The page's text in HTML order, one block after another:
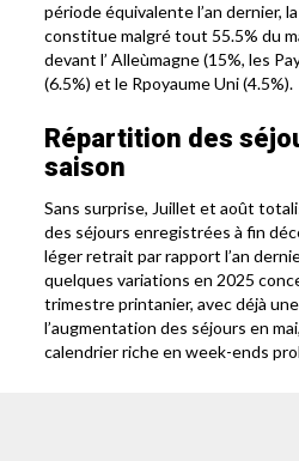
période équivalente l’an dernier,
constitue malgré tout 55.5% du
devant l’ Alleùmagne (15%, les
(6.5%) et le Rpoyaume Uni (4.5%).
Répartition des
saison
Sans surprise, Juillet et août
des séjours enregistrées à fin
léger retrait par rapport l’an
quelques variations en 2025
trimestre printanier, avec déjà
l’augmentation des séjours en
calendrier riche en week-ends